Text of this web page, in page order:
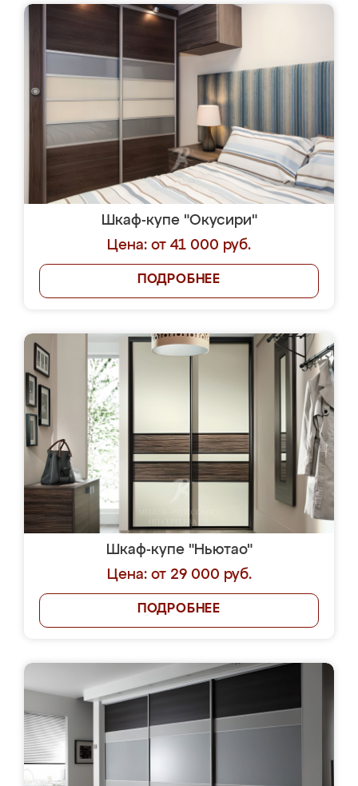
Шкаф-купе "Окусири"
Цена: от 41 000 руб.
ПОДРОБНЕЕ
Шкаф-купе "Ньютао"
Цена: от 29 000 руб.
ПОДРОБНЕЕ